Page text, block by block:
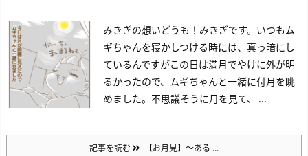
みきぎの想いどうも！みきぎです。 いつもム
ギちゃんを寝かしつける時には、真っ暗にし
ているんですがこの日は満月でやけに外が明
るかったので、ムギちゃんと一緒に付月を眺
めました。 不思議そうに月を見て、 ...
記事を読む 【お月見】～ある ...